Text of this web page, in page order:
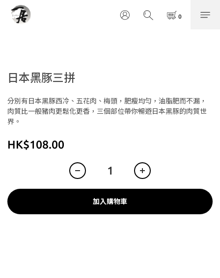
日本黑豚三拼
分別有日本黑豚西冷、五花肉、梅頭，肥瘦均勻，油脂肥而不漏，
肉質比一般豬肉更鬆化更香，三個部位帶你暢遊日本黑豚的肉質世
界。
HK$108.00
加入購物車